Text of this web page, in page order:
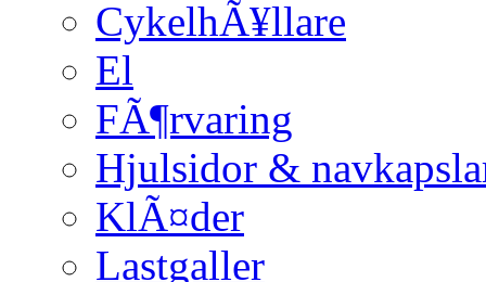
CykelhÃ¥llare
El
FÃ¶rvaring
Hjulsidor &
KlÃ¤der
Lastgaller